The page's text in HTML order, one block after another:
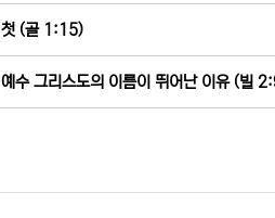
첫 (골 1:15)
예수 그리스도의 이름이 뛰어난 이유 (빌